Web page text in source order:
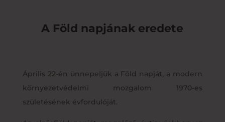
A Föld napjának eredete
Április 22-én ünnepeljük a Föld napját, a modern
környezetvédelmi mozgalom 1970-es
születésének évfordulóját.